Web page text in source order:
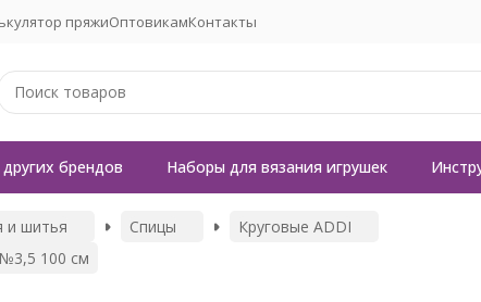
пряжиОптовикамКонтакты
брендов Наборы для вязания игрушек
и шитья Спицы
Круговые ADDI
100 см